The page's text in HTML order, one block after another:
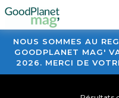
NOUS SOMMES AU
GOODPLANET MAG'
2026. MERCI DE